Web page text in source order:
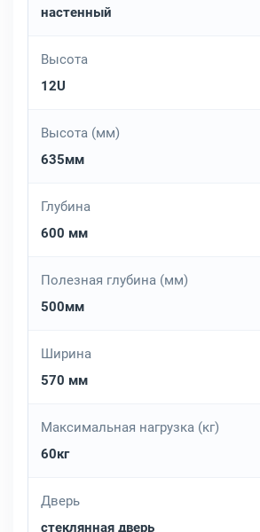
настенный
Высота
12U
Высота (мм)
635мм
Глубина
600 мм
Полезная глубина (мм)
500мм
Ширина
570 мм
Максимальная нагрузка (кг)
60кг
Дверь
стеклянная дверь